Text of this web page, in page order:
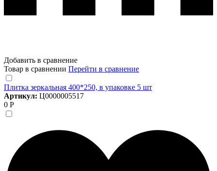
Добавить в сравнение
Товар в сравнении Перейти в сравнение
Плитка зеркальная 400*250, в упаковке 5 шт
Артикул: Ц0000005517
0 Р